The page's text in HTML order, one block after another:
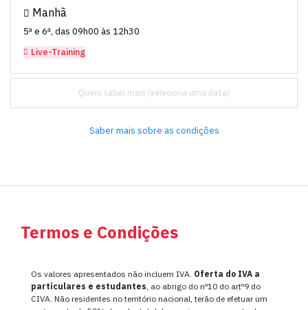
Manhã
5ª e 6ª, das 09h00 às 12h30
Live-Training
Quero saber mais
Saber mais sobre as condições
Termos e Condições
Os valores apresentados não incluem IVA. Oferta do IVA a
particulares e estudantes, ao abrigo do nº10 do artº9 do
CIVA. Não residentes no território nacional, terão de efetuar um